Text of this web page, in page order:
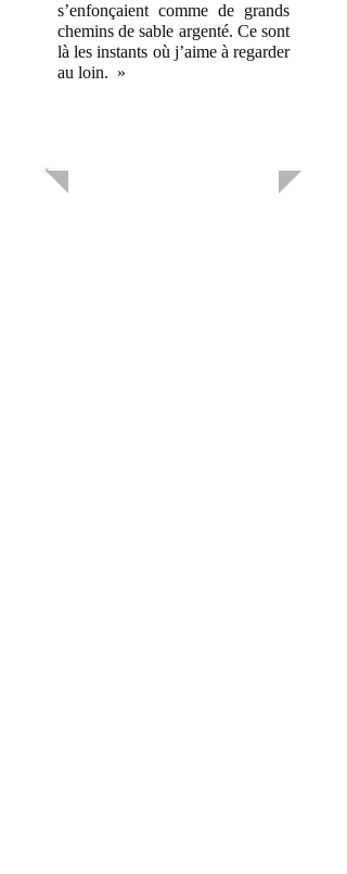
s’enfonçaient comme de grands
chemins de sable argenté. Ce sont
là les instants où j’aime à regarder
au loin. »